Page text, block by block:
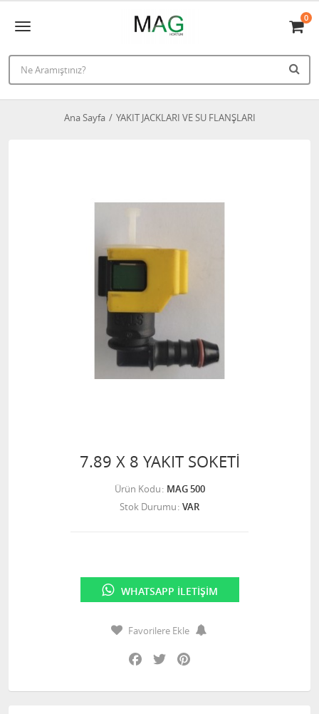
0
Ana Sayfa YAKIT JACKLARI VE SU FLANŞLARI
7.89 X 8 YAKIT SOKETİ
Ürün Kodu MAG 500
Stok Durumu VAR
WHATSAPP İLETIŞIM
Favorilere Ekle
Facebook
Twitter